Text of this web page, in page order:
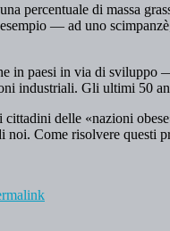
percentuale di massa
— ad uno
in paesi in via di sviluppo
industriali. Gli ultimi 50
delle «nazioni
Come risolvere questi